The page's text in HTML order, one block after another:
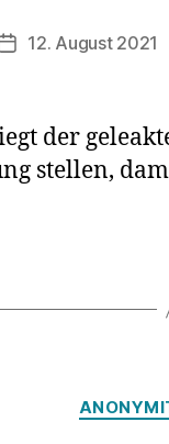
12. August 2021
der
stellen,